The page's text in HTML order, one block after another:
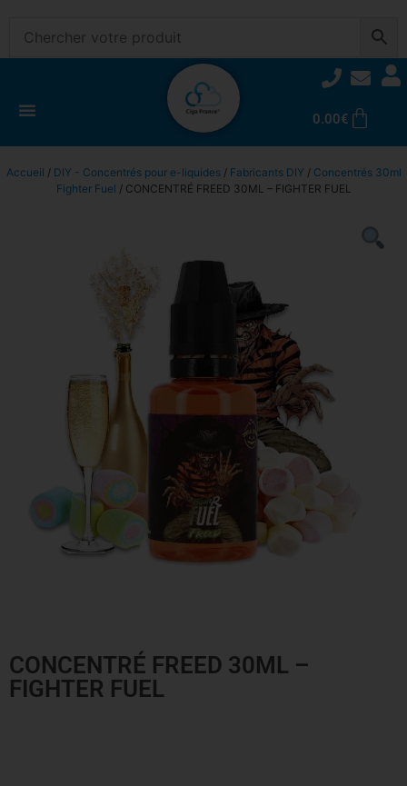
0.00€
Accueil / DIY - Concentrés pour e-liquides/ Fabricants DIY / Concentrés 30ml
Fighter Fuel / CONCENTRÉ FREED 30ML – FIGHTER FUEL
CONCENTRÉ FREED 30ML –
FIGHTER FUEL